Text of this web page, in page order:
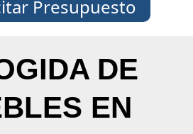
Presupuesto
DE
EN